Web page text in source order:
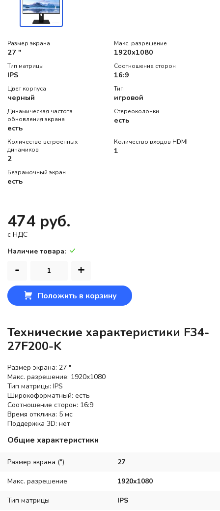
Размер экрана
27 "
Макс. разрешение
1920x1080
Тип матрицы
IPS
Соотношение сторон
16:9
Цвет корпуса
черный
Тип
игровой
Динамическая частота
обновления экрана
есть
Стереоколонки
есть
Количество встроенных
динамиков
2
Количество входов HDMI
1
Безрамочный экран
есть
474 руб.
c НДС
Наличие товара:
- +
Положить в корзину
Технические характеристики F34-
27F200-K
Размер экрана: 27 "
Макс. разрешение: 1920x1080
Тип матрицы: IPS
Широкоформатный: есть
Соотношение сторон: 16:9
Время отклика: 5 мс
Поддержка 3D: нет
Общие характеристики
Размер экрана (") 27
Макс. разрешение 1920x1080
Тип матрицы IPS